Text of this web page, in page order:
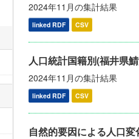
2024年11月の集計結果
linked RDF CSV
人口統計国籍別(福井県
2024年11月の集計結果
linked RDF CSV
自然的要因による人口